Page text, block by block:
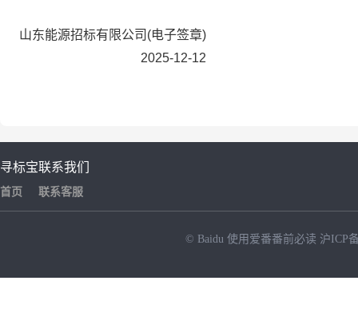
山东能源招标有限公司 (电子签章)
2025-12-12
寻标宝
首页
联系我们
联系客服
© Baidu 使用爱番番前必读 沪ICP